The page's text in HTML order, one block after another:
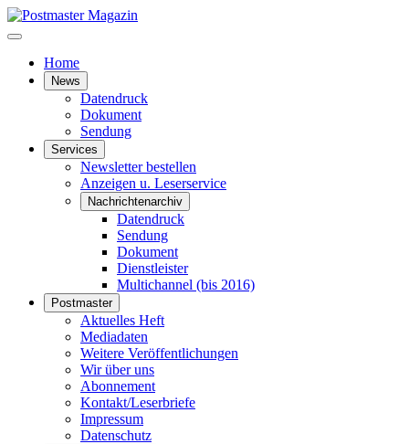
Home
News
Datendruck
Dokument
Sendung
Services
Newsletter bestellen
Anzeigen u. Leserservice
Nachrichtenarchiv
Datendruck
Sendung
Dokument
Dienstleister
Multichannel (bis 2016)
Postmaster
Aktuelles Heft
Mediadaten
Weitere Veröffentlichungen
Wir über uns
Abonnement
Kontakt/Leserbriefe
Impressum
Datenschutz